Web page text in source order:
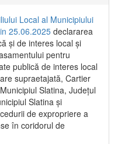
Local al Municipiului
25.06.2025declararea
și de interes local și
pentru
publică de interes local
supraetajată, Cartier
Slatina, Județul
Slatina și
de expropriere a
în coridorul de